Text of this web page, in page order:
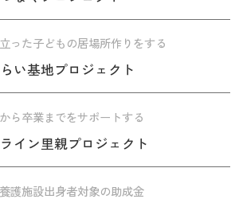
った子どもの居場所作りをする
い基地プロジェクト
ら卒業までをサポートする
イン里親プロジェクト
護施設出身者対象の助成金